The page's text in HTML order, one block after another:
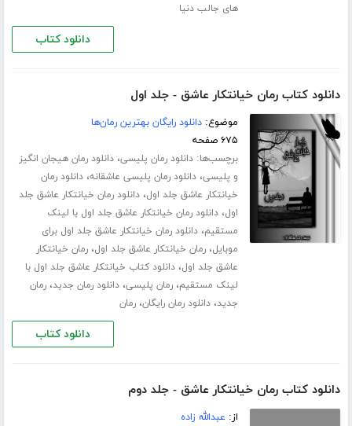
های جالب دنیا
دانلود کتاب
دانلود کتاب رمان خیانتکار عاشق - جلد اول
موضوع:دانلود رایگان بهترین رمان‌ها
۶۷۵ صفحه
برچسب‌ها:دانلود رمان پلیسی،دانلود رمان هیجان انگیز
و پلیسی،دانلود رمان پلیسی عاشقانه،دانلود رمان
خیانتکار عاشق جلد اول،دانلود رمان خیانتکار عاشق جلد
اول،دانلود رمان خیانتکار عاشق جلد اول با لینک
مستقیم،دانلود رمان خیانتکار عاشق جلد اول برای
موبایل،رمان خیانتکار عاشق جلد اول،رمان خیانتکار
عاشق جلد اول،دانلود کتاب خیانتکار عاشق جلد اول با
لینک مستقیم،رمان پلیسی،دانلود رمان جدید،رمان
جدید،دانلود رمان رایگان،رمان
دانلود کتاب
دانلود کتاب رمان خیانتکار عاشق - جلد دوم
از: عبدالله زاده